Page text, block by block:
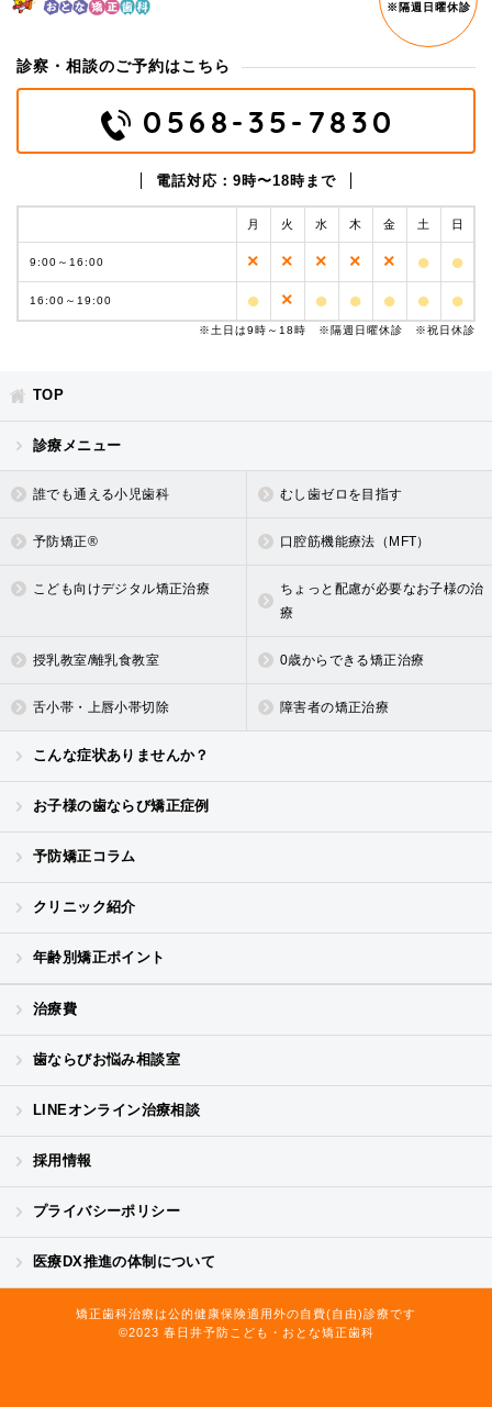
診察・相談のご予約はこちら
0568-35-7830
電話対応：9時〜18時まで
※隔週日曜休診
月 火 水 木 金 土 日
9:00～ 16:00 × × × × × ● ●
16:00～ 19:00 ● × ● ● ● ● ●
※土日は9時～18時 ※隔週日曜休診 ※祝日休診
TOP
診療メニュー
誰でも通える小児歯科 むし歯ゼロを目指す
予防矯正® 口腔筋機能療法（MFT）
こども向けデジタル矯正治療
ちょっと配慮が必要なお子様の治
療
授乳教室/離乳食教室 0歳からできる矯正治療
舌小帯・上唇小帯切除 障害者の矯正治療
こんな症状ありませんか？
お子様の歯ならび矯正症例
予防矯正コラム
クリニック紹介
年齢別矯正ポイント
治療費
歯ならびお悩み相談室
LINEオンライン治療相談
採用情報
プライバシーポリシー
医療DX推進の体制について
矯正歯科治療は公的健康保険適用外の自費(自由)診療です
©2023 春日井予防こども・おとな矯正歯科